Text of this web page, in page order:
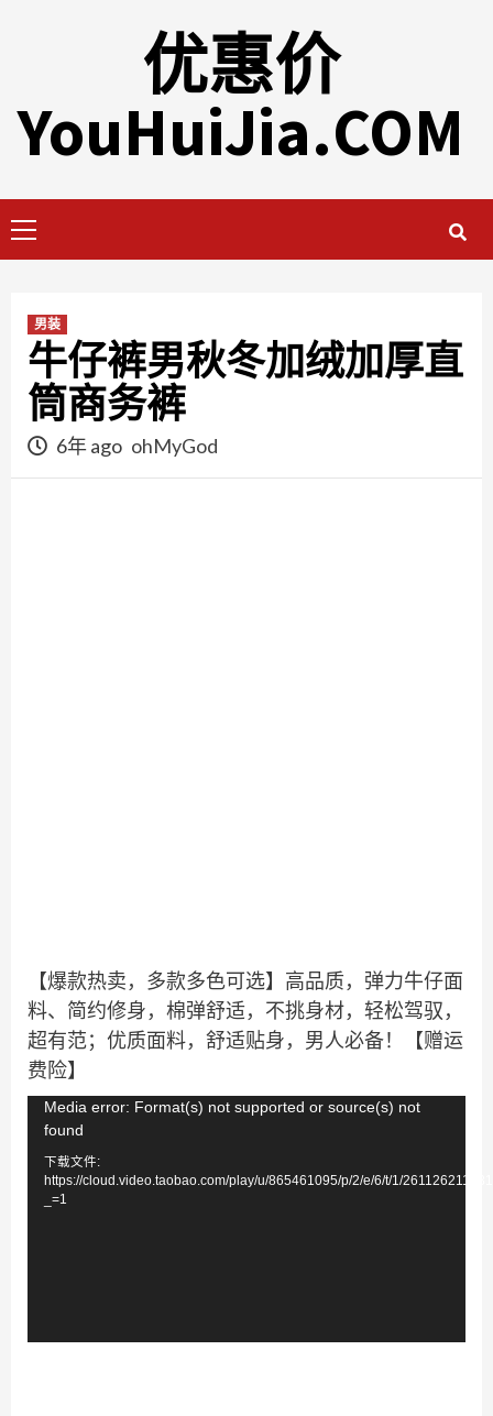
优惠价
YouHuiJia.COM
Menu
男装
牛仔裤男秋冬加绒加厚直
筒商务裤
6年 ago ohMyGod
【爆款热卖，多款多色可选】高品质，弹力牛仔面
料、简约修身，棉弹舒适，不挑身材，轻松驾驭，
超有范；优质面料，舒适贴身，男人必备！【赠运
费险】
视
频
Media error: Format(s) not supported or source(s) not
found
下载文件:
https://cloud.video.taobao.com/play/u/865461095/p/2/e/6/t/1/
_=1